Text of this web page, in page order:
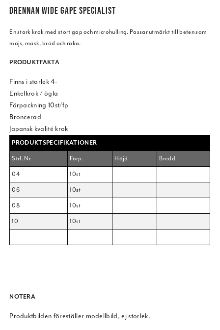
DRENNAN WIDE GAPE SPECIALIST
En stark krok med stort gap och microhulling. Passar utmärkt till beten som
majs, mask, bröd och räka.
PRODUKTFAKTA
Finns i storlek 4-
Enkelkrok / ögla
Förpackning 10st/fp
Broncerad
Japansk kvalité krok
PRODUKTSPECIFIKATIONER
Strl. Nr
Förp. Höjd
Bredd
04
10st
06
10st
08
10st
10
10st
NOTERA
Produktbilden föreställer modellbild, ej storlek.